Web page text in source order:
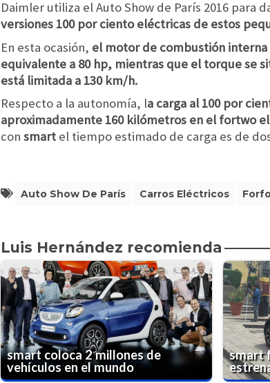
Daimler utiliza el Auto Show de París 2016 para
versiones 100 por ciento eléctricas de estos
En esta ocasión, el motor de combustión
equivalente a 80 hp, mientras que el torque se
está limitada a 130 km/h.
Respecto a la autonomía, la carga al 100 por
aproximadamente 160 kilómetros en el fortwo
con smart el tiempo estimado de carga es de
Auto Show De París Carros Eléctricos
Luis Hernández recomienda
smart coloca 2 millones de
vehículos en el mundo
smart